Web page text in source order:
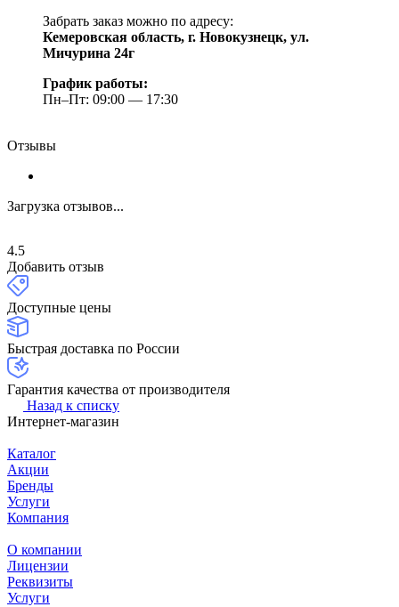
Забрать заказ можно по адресу:
Кемеровская область, г. Новокузнецк, ул.
Мичурина 24г
График работы:
Пн–Пт: 09:00 — 17:30
Отзывы
Загрузка отзывов...
4.5
Добавить отзыв
Доступные цены
Быстрая доставка по России
Гарантия качества от производителя
Назад к списку
Интернет-магазин
Каталог
Акции
Бренды
Услуги
Компания
О компании
Лицензии
Реквизиты
Услуги